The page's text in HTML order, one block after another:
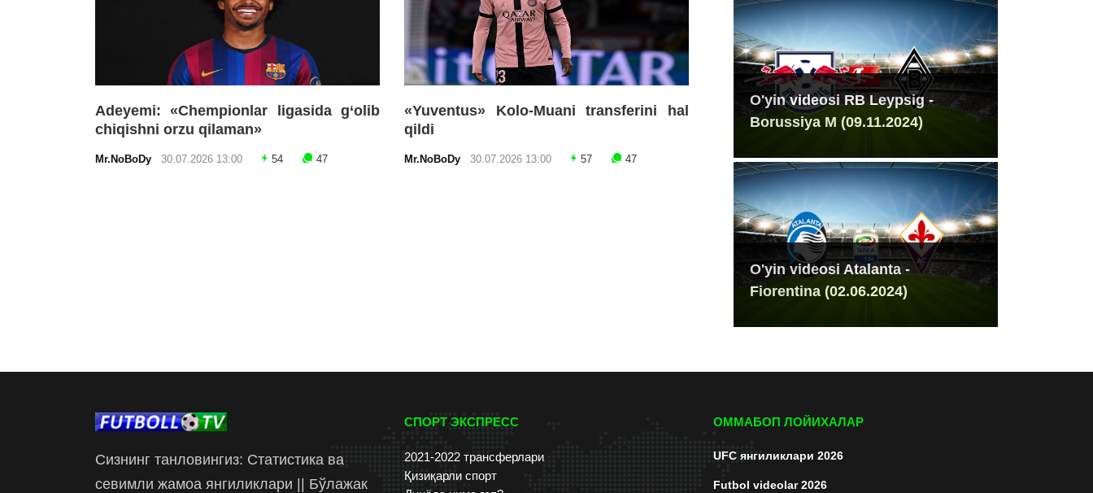
Adeyemi: «Chempionlar ligasida g‘olib
chiqishni orzu qilaman»
Mr.NoBoDy 30.07.2026 13:00 54 47
«Yuventus» Kolo-Muani transferini hal
qildi
Mr.NoBoDy 30.07.2026 13:00 57 47
O'yin videosi RB Leypsig -
Borussiya M (09.11.2024)
O'yin videosi Atalanta -
Fiorentina (02.06.2024)
Сизнинг танловингиз: Статистика ва
севимли жамоа янгиликлари || Бўлажак
СПОРТ ЭКСПРЕСС
2021-2022 трансферлари
Қизиқарли спорт
ОММАБОП ЛОЙИХАЛАР
UFC янгиликлари 2026
Futbol videolar 2026